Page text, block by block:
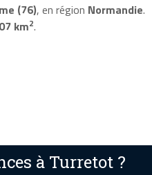
(76), en région Normandie.
km2.
à Turretot ?